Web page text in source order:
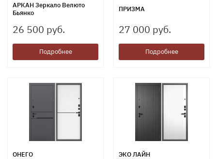
АРКАН Зеркало Велюто
Бьянко
26 500 руб.
Подробнее
ПРИЗМА
27 000 руб.
Подробнее
ОНЕГО ЭКО ЛАЙН